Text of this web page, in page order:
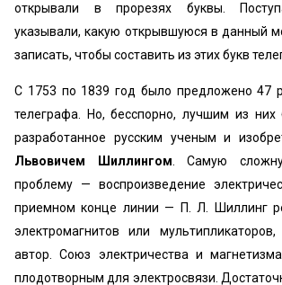
открывали в прорезях буквы.
указывали, какую открывшуюся в данный
записать, чтобы составить из этих букв
С 1753 по 1839 год было предложено 47
телеграфа. Но, бесспорно, лучшим из них
разработанное русским ученым и
Львовичем Шиллингом . Самую
проблему — воспроизведение
приемном конце линии — П. Л. Шиллинг
электромагнитов или
автор. Союз электричества и
плодотворным для электросвязи.